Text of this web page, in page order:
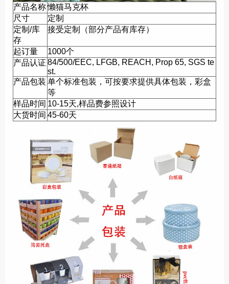
产品名称懒猫马克杯
尺寸
定制
定制/库
存
接受定制（部分产品有库存）
起订量
1000个
产品认证 84/500/EEC, LFGB, REACH, Prop 65, SGS te
st.
产品包装 单个标准包装，可按要求提供具体包装，彩盒
等
样品时间 10-15天,样品费参照设计
大货时间 45-60天